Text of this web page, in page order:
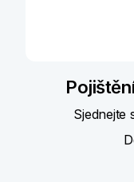
Sjednejte